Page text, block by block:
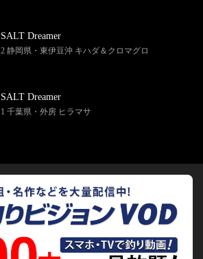
SALT Dreamer
2 静岡県・東伊豆沖 キハダ＆クロマグロ
SALT Dreamer
1 千葉県・外房 ヒラマサ